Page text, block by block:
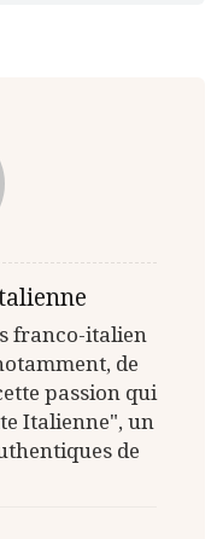
franco-italien
de
passion qui
Italienne", un
de